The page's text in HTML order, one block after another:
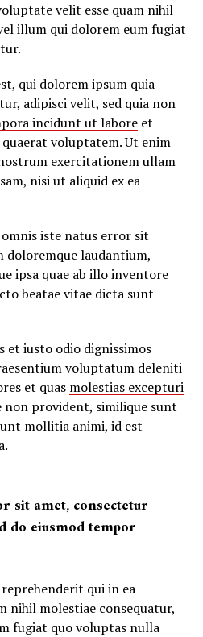
velit esse quam nihil
illum qui dolorem eum fugiat
qui dolorem ipsum quia
adipisci velit, sed quia non
incidunt ut labore et
voluptatem. Ut enim
exercitationem ullam
nisi ut aliquid ex ea
iste natus error sit
laudantium,
ipsa quae ab illo inventore
beatae vitae dicta sunt
et iusto odio dignissimos
voluptatum deleniti
et quas molestias excepturi
non provident, similique sunt
mollitia animi, id est
sit amet, consectetur
do eiusmod tempor
qui in ea
nihil molestiae consequatur,
fugiat quo voluptas nulla